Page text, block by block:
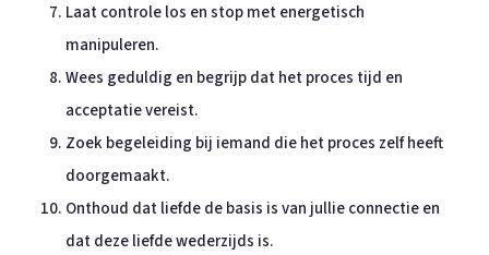
Laat controle los en stop met energetisch
manipuleren.
Wees geduldig en begrijp dat het proces tijd en
acceptatie vereist.
Zoek begeleiding bij iemand die het proces zelf heeft
doorgemaakt.
Onthoud dat liefde de basis is van jullie connectie en
dat deze liefde wederzijds is.